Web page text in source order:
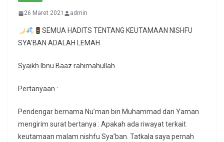
26 Maret 2021 admin
SEMUA HADITS TENTANG KEUTAMAAN NISHFU
SYA’BAN ADALAH LEMAH
Syaikh Ibnu Baaz rahimahullah
Pertanyaan :
Pendengar bernama Nu’man bin Muhammad dari Yaman
mengirim surat bertanya : Apakah ada riwayat terkait
keutamaan malam nishfu Sya’ban. Tatkala saya pernah